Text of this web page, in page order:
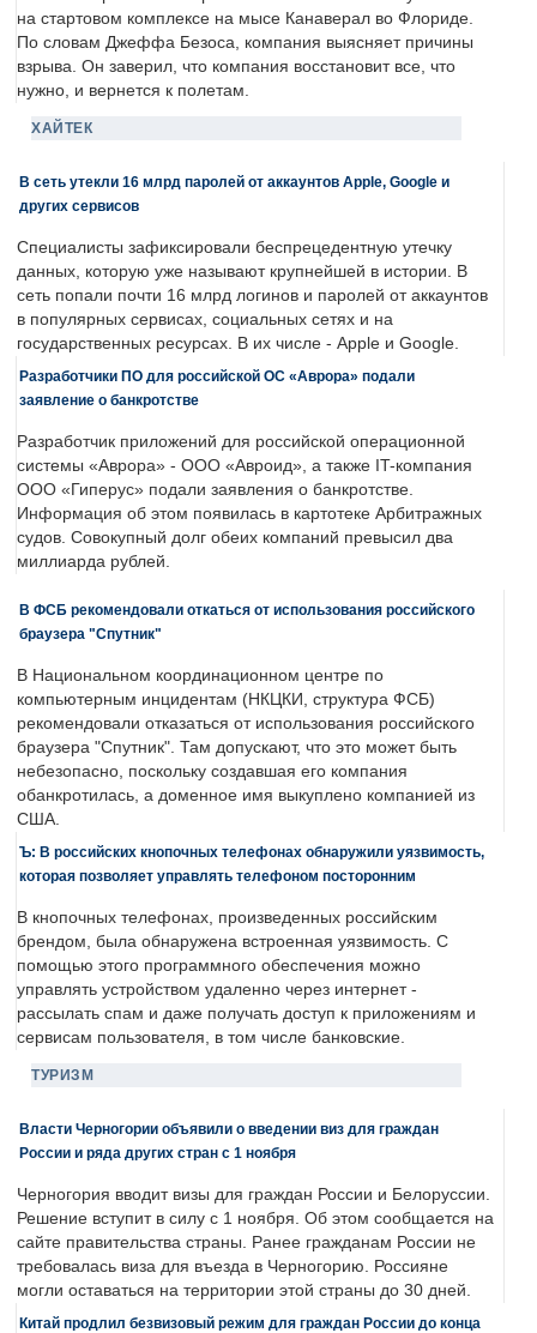
на стартовом комплексе на мысе Канаверал во Флориде.
По словам Джеффа Безоса, компания выясняет причины
взрыва. Он заверил, что компания восстановит все, что
нужно, и вернется к полетам.
ХАЙТЕК
В сеть утекли 16 млрд паролей от аккаунтов Apple, Google и
других сервисов
Специалисты зафиксировали беспрецедентную утечку
данных, которую уже называют крупнейшей в истории. В
сеть попали почти 16 млрд логинов и паролей от аккаунтов
в популярных сервисах, социальных сетях и на
государственных ресурсах. В их числе - Apple и Google.
Разработчики ПО для российской ОС «Аврора» подали
заявление о банкротстве
Разработчик приложений для российской операционной
системы «Аврора» - ООО «Авроид», а также IT-компания
ООО «Гиперус» подали заявления о банкротстве.
Информация об этом появилась в картотеке Арбитражных
судов. Совокупный долг обеих компаний превысил два
миллиарда рублей.
В ФСБ рекомендовали откаться от использования российского
браузера "Спутник"
В Национальном координационном центре по
компьютерным инцидентам (НКЦКИ, структура ФСБ)
рекомендовали отказаться от использования российского
браузера "Спутник". Там допускают, что это может быть
небезопасно, поскольку создавшая его компания
обанкротилась, а доменное имя выкуплено компанией из
США.
Ъ: В российских кнопочных телефонах обнаружили уязвимость,
которая позволяет управлять телефоном посторонним
В кнопочных телефонах, произведенных российским
брендом, была обнаружена встроенная уязвимость. С
помощью этого программного обеспечения можно
управлять устройством удаленно через интернет -
рассылать спам и даже получать доступ к приложениям и
сервисам пользователя, в том числе банковские.
ТУРИЗМ
Власти Черногории объявили о введении виз для граждан
России и ряда других стран с 1 ноября
Черногория вводит визы для граждан России и Белоруссии.
Решение вступит в силу с 1 ноября. Об этом сообщается на
сайте правительства страны. Ранее гражданам России не
требовалась виза для въезда в Черногорию. Россияне
могли оставаться на территории этой страны до 30 дней.
Китай продлил безвизовый режим для граждан России до конца